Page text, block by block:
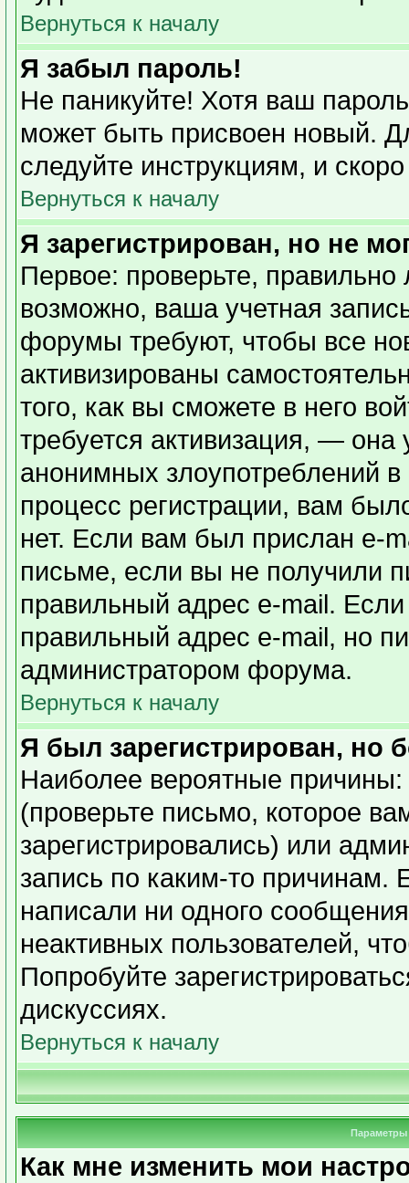
Вернуться к началу
Я забыл пароль!
Не паникуйте! Хотя ваш
может быть присвоен новый.
следуйте инструкциям, и
Вернуться к началу
Я зарегистрирован, но не
Первое: проверьте,
возможно, ваша учетная
форумы требуют, чтобы все
активизированы
того, как вы сможете в него
требуется активизация, —
анонимных злоупотреблений
процесс регистрации, вам
нет. Если вам был прислан e-
письме, если вы не получили
правильный адрес e-mail.
правильный адрес e-mail, но
администратором форума.
Вернуться к началу
Я был зарегистрирован, но
Наиболее вероятные
(проверьте письмо, которое
зарегистрировались) или
запись по каким-то причинам.
написали ни одного
неактивных пользователей,
Попробуйте
дискуссиях.
Вернуться к началу
Параметры
Как мне изменить мои